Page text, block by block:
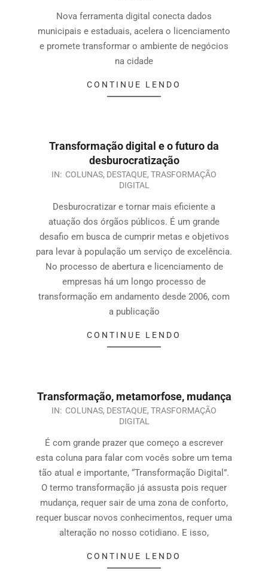
Nova ferramenta digital conecta dados
municipais e estaduais, acelera o licenciamento
e promete transformar o ambiente de negócios
na cidade
CONTINUE LENDO
Transformação digital e o futuro da
desburocratização
IN: COLUNAS, DESTAQUE, TRASFORMAÇÃO
DIGITAL
Desburocratizar e tornar mais eficiente a
atuação dos órgãos públicos. É um grande
desafio em busca de cumprir metas e objetivos
para levar à população um serviço de excelência.
No processo de abertura e licenciamento de
empresas há um longo processo de
transformação em andamento desde 2006, com
a publicação
CONTINUE LENDO
Transformação, metamorfose, mudança
IN: COLUNAS, DESTAQUE, TRASFORMAÇÃO
DIGITAL
É com grande prazer que começo a escrever
esta coluna para falar com vocês sobre um tema
tão atual e importante, “Transformação Digital”.
O termo transformação já assusta pois requer
mudança, requer sair de uma zona de conforto,
requer buscar novos conhecimentos, requer uma
alteração no nosso cotidiano. E isso,
CONTINUE LENDO